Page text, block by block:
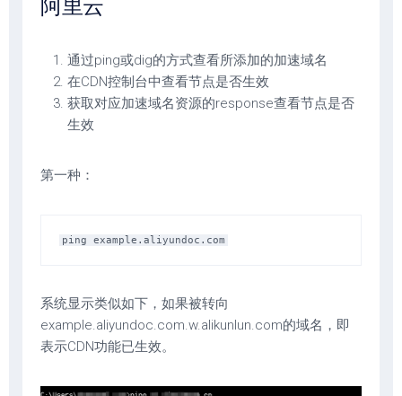
阿里云
通过ping或dig的方式查看所添加的加速域名
在CDN控制台中查看节点是否生效
获取对应加速域名资源的response查看节点是否
生效
第一种：
系统显示类似如下，如果被转向
example.aliyundoc.com.w.alikunlun.com的域名，即
表示CDN功能已生效。